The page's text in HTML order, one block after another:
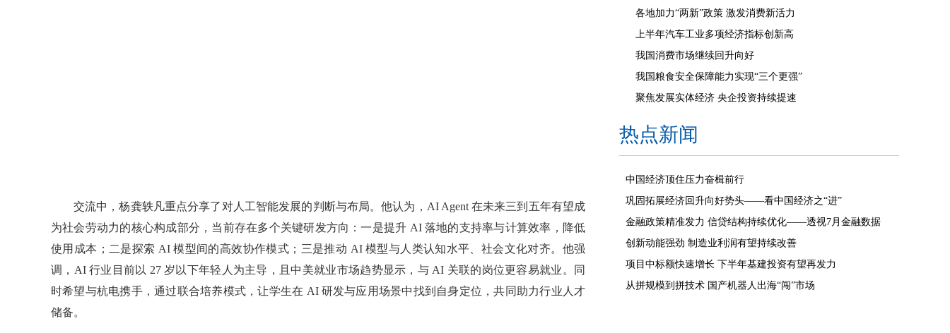
交流中，杨龚轶凡重点分享了对人工智能发展的判断与布局。他认为，AI Agent 在未来三到五年有望成
为社会劳动力的核心构成部分，当前存在多个关键研发方向：一是提升 AI 落地的支持率与计算效率，降低
使用成本；二是探索 AI 模型间的高效协作模式；三是推动 AI 模型与人类认知水平、社会文化对齐。他强
调，AI 行业目前以 27 岁以下年轻人为主导，且中美就业市场趋势显示，与 AI 关联的岗位更容易就业。同
时希望与杭电携手，通过联合培养模式，让学生在 AI 研发与应用场景中找到自身定位，共同助力行业人才
储备。
各地加力“两新”政策 激发消费新活力
上半年汽车工业多项经济指标创新高
我国消费市场继续回升向好
我国粮食安全保障能力实现“三个更强”
聚焦发展实体经济 央企投资持续提速
热点新闻
中国经济顶住压力奋楫前行
巩固拓展经济回升向好势头——看中国经济之“进”
金融政策精准发力 信贷结构持续优化——透视7月金融数据
创新动能强劲 制造业利润有望持续改善
项目中标额快速增长 下半年基建投资有望再发力
从拼规模到拼技术 国产机器人出海“闯”市场